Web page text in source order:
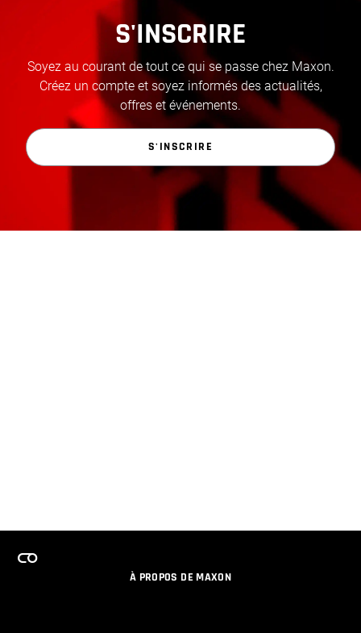
S'INSCRIRE
Soyez au courant de tout ce qui se passe chez Maxon.
Créez un compte et soyez informés des actualités,
offres et événements.
S'INSCRIRE
À PROPOS DE MAXON